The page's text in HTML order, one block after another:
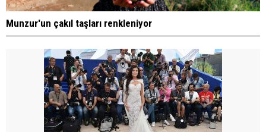
Munzur'un çakıl taşları renkleniyor